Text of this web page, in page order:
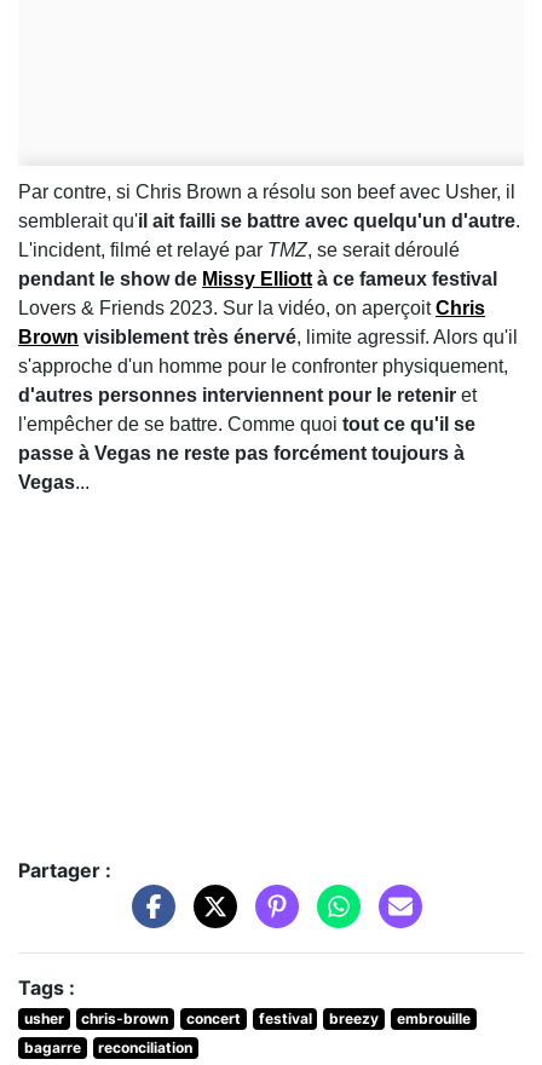
Par contre, si Chris Brown a résolu son beef avec Usher, il
semblerait qu'il ait failli se battre avec quelqu'un d'autre.
L'incident, filmé et relayé par TMZ, se serait déroulé
pendant le show de Missy Elliott à ce fameux festival
Lovers & Friends 2023. Sur la vidéo, on aperçoitChris
Brown visiblement très énervé, limite agressif. Alors qu'il
s'approche d'un homme pour le confronter physiquement,
d'autres personnes interviennent pour le retenir et
l'empêcher de se battre. Comme quoi tout ce qu'il se
passe à Vegas ne reste pas forcément toujours à
Vegas...
Partager :
Tags :
usher chris-brown concert festival breezy
embrouille
bagarre
reconciliation